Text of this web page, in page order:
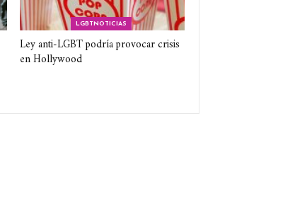
LGBTNOTICIAS
Ley anti-LGBT podría provocar crisis
en Hollywood